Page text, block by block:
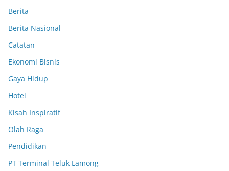
Berita
Berita Nasional
Catatan
Ekonomi Bisnis
Gaya Hidup
Hotel
Kisah Inspiratif
Olah Raga
Pendidikan
PT Terminal Teluk Lamong